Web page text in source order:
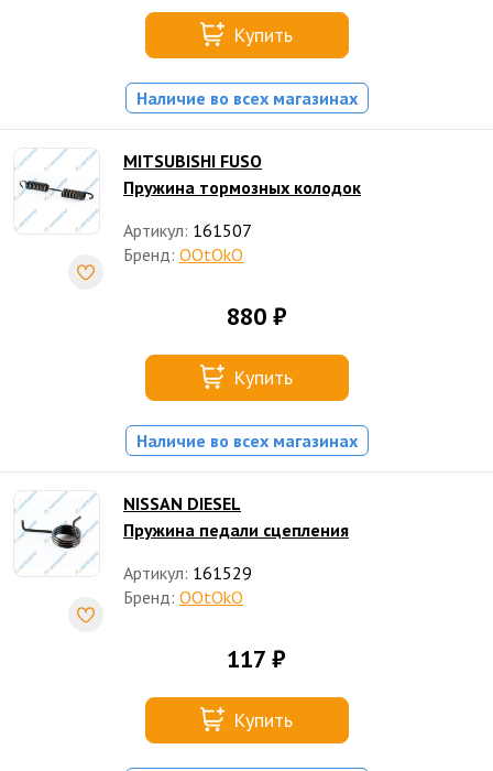
Купить
Наличие во всех магазинах
MITSUBISHI FUSO
Пружина тормозных колодок
Артикул: 161507
Бренд: OOtOkO
880 ₽
Купить
Наличие во всех магазинах
NISSAN DIESEL
Пружина педали сцепления
Артикул: 161529
Бренд: OOtOkO
117 ₽
Купить